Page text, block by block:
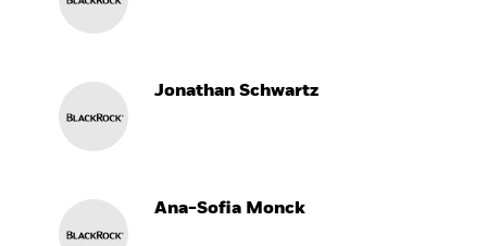
Jonathan Schwartz
Ana-Sofia Monck